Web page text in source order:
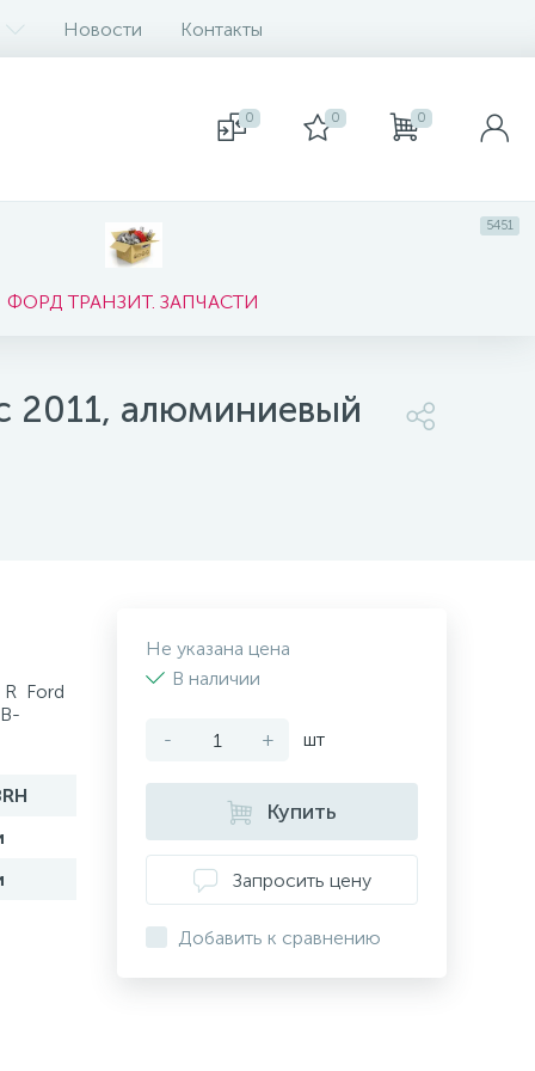
Новости Контакты
0 0 0
ФОРД ТРАНЗИТ. ЗАПЧАСТИ
5451
2011, алюминиевый
R Ford
Не указана цена
В наличии
- + шт
Купить
Запросить цену
Добавить к сравнению